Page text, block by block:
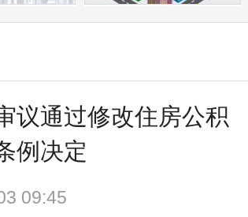
议通过修改住房公积
例决定
09:45